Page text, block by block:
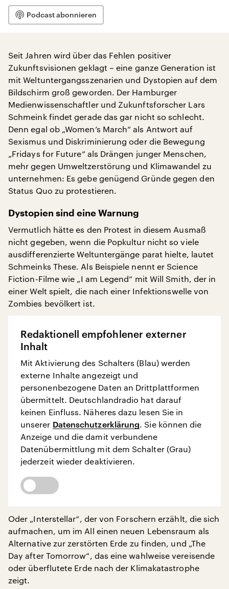
Podcast abonnieren
Seit Jahren wird über das Fehlen positiver
Zukunftsvisionen geklagt – eine ganze Generation ist
mit Weltuntergangsszenarien und Dystopien auf dem
Bildschirm groß geworden. Der Hamburger
Medienwissenschaftler und Zukunftsforscher Lars
Schmeink findet gerade das gar nicht so schlecht.
Denn egal ob „Women’s March“ als Antwort auf
Sexismus und Diskriminierung oder die Bewegung
„Fridays for Future“ als Drängen junger Menschen,
mehr gegen Umweltzerstörung und Klimawandel zu
unternehmen: Es gebe genügend Gründe gegen den
Status Quo zu protestieren.
Dystopien sind eine Warnung
Vermutlich hätte es den Protest in diesem Ausmaß
nicht gegeben, wenn die Popkultur nicht so viele
ausdifferenzierte Weltuntergänge parat hielte, lautet
Schmeinks These. Als Beispiele nennt er Science
Fiction-Filme wie „I am Legend“ mit Will Smith, der in
einer Welt spielt, die nach einer Infektionswelle von
Zombies bevölkert ist.
Redaktionell empfohlener externer
Inhalt
Mit Aktivierung des Schalters (Blau) werden
externe Inhalte angezeigt und
personenbezogene Daten an Drittplattformen
übermittelt. Deutschlandradio hat darauf
keinen Einfluss. Näheres dazu lesen Sie in
unserer Datenschutzerklärung. Sie können die
Anzeige und die damit verbundene
Datenübermittlung mit dem Schalter (Grau)
jederzeit wieder deaktivieren.
Oder „Interstellar“, der von Forschern erzählt, die sich
aufmachen, um im All einen neuen Lebensraum als
Alternative zur zerstörten Erde zu finden, und „The
Day after Tomorrow“, das eine wahlweise vereisende
oder überflutete Erde nach der Klimakatastrophe
zeigt.